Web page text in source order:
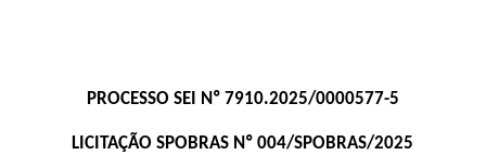
PROCESSO SEI Nº 7910.2025/0000577-5
LICITAÇÃO SPOBRAS Nº 004/SPOBRAS/2025